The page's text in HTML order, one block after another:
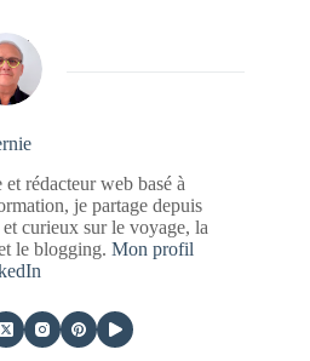
rédacteur web basé à
je partage depuis
curieux sur le voyage, la
le blogging. Mon profil